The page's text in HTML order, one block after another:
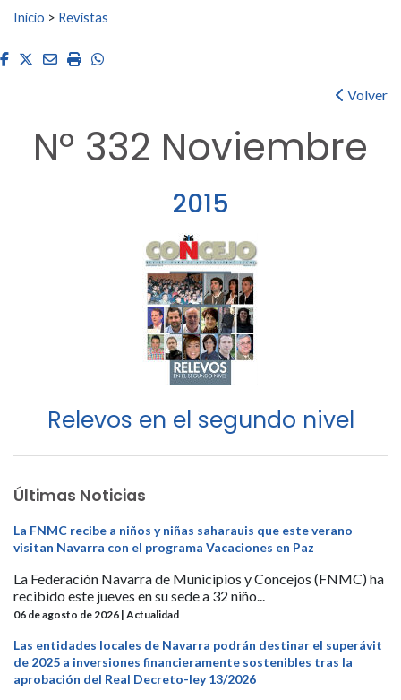
Buscar:
Inicio > Revistas
Facebook
Twitter
EmailImprimirWhatsapp
Volver
Nº 332 Noviembre
2015
Relevos en el segundo nivel
Últimas Noticias
La FNMC recibe a niños y niñas saharauis que este verano
visitan Navarra con el programa Vacaciones en Paz
La Federación Navarra de Municipios y Concejos (FNMC) ha
recibido este jueves en su sede a 32 niño...
06 de agosto de 2026 | Actualidad
Las entidades locales de Navarra podrán destinar el superávit
de 2025 a inversiones financieramente sostenibles tras la
aprobación del Real Decreto-ley 13/2026